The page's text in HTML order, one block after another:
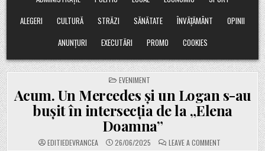
ALEGERI
CULTURĂ STRĂZI SĂNĂTATE ÎNVĂȚĂMÂNT
OPINII
ANUNȚURI
EXECUTĂRI PROMO COOKIES
POSTED
IN
EVENIMENT
Acum. Un Mercedes și un Logan s-au
bușit în intersecția de la „Elena
Doamna”
EDITIEDEVRANCEA 26/06/2025 LEAVE A COMMENT
ACUM.